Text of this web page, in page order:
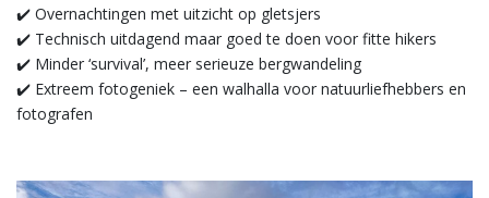
✔️ Overnachtingen met uitzicht op gletsjers
✔️ Technisch uitdagend maar goed te doen voor fitte hikers
✔️ Minder ‘survival’, meer serieuze bergwandeling
✔️ Extreem fotogeniek – een walhalla voor natuurliefhebbers en
fotografen